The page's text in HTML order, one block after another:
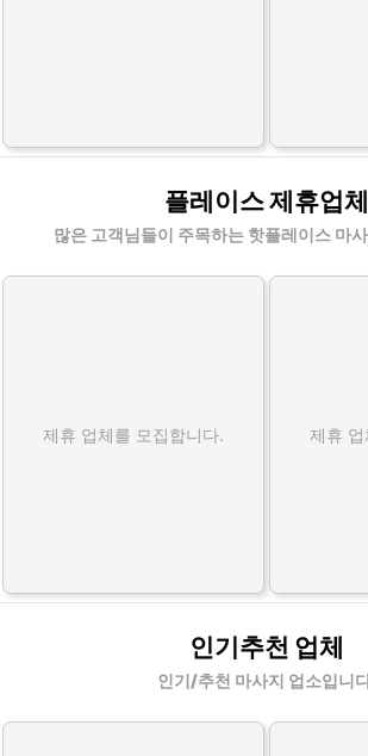
플레이스 제휴업체
많은 고객님들이 주목하는 핫플레이스 마
제휴 업체를 모집합니다. 제휴
인기추천 업체
인기/추천 마사지 업소입니